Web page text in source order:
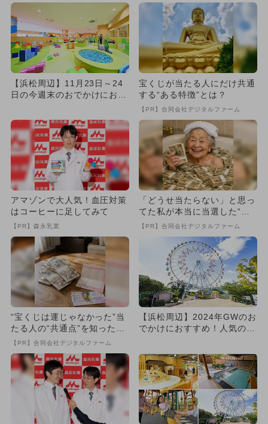
【浜松周辺】11月23日～24
日の今週末のおでかけにおす
宝くじが当たる人にだけ共通
する“ある特徴”とは？
【PR】合同会社デジタルファーム
アマゾンで大人気！血圧対策
はコーヒーに足してみて
【PR】森永乳業
「どうせ当たらない」と思っ
てた私が本当に当選した“買
い方”がこれ
【PR】合同会社デジタルファーム
“宝くじは運じゃなかった”当
たる人の“共通点”を知っただ
け
【PR】合同会社デジタルファーム
【浜松周辺】2024年GWのお
でかけにおすすめ！人気のス